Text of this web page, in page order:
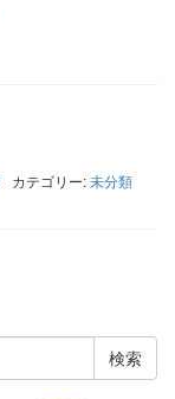
カテゴリー:未分類